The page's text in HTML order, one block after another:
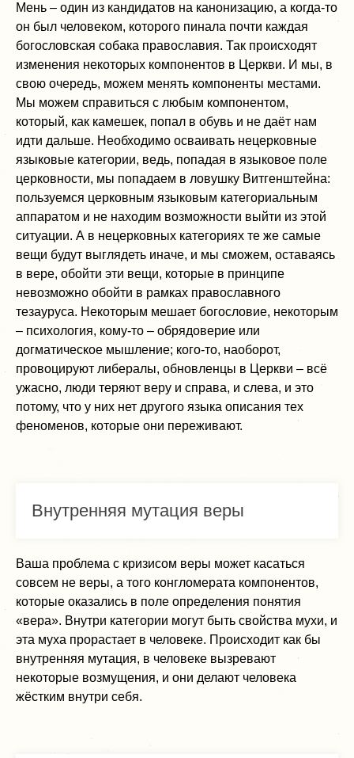
Мень – один из кандидатов на канонизацию, а когда-то
он был человеком, которого пинала почти каждая
богословская собака православия. Так происходят
изменения некоторых компонентов в Церкви. И мы, в
свою очередь, можем менять компоненты местами.
Мы можем справиться с любым компонентом,
который, как камешек, попал в обувь и не даёт нам
идти дальше. Необходимо осваивать нецерковные
языковые категории, ведь, попадая в языковое поле
церковности, мы попадаем в ловушку Витгенштейна:
пользуемся церковным языковым категориальным
аппаратом и не находим возможности выйти из этой
ситуации. А в нецерковных категориях те же самые
вещи будут выглядеть иначе, и мы сможем, оставаясь
в вере, обойти эти вещи, которые в принципе
невозможно обойти в рамках православного
тезауруса. Некоторым мешает богословие, некоторым
– психология, кому-то – обрядоверие или
догматическое мышление; кого-то, наоборот,
провоцируют либералы, обновленцы в Церкви – всё
ужасно, люди теряют веру и справа, и слева, и это
потому, что у них нет другого языка описания тех
феноменов, которые они переживают.
Внутренняя мутация веры
Ваша проблема с кризисом веры может касаться
совсем не веры, а того конгломерата компонентов,
которые оказались в поле определения понятия
«вера». Внутри категории могут быть свойства мухи, и
эта муха прорастает в человеке. Происходит как бы
внутренняя мутация, в человеке вызревают
некоторые возмущения, и они делают человека
жёстким внутри себя.